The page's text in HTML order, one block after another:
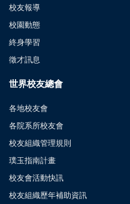
校友報導
校園動態
終身學習
徵才訊息
世界校友總會
各地校友會
各院系所校友會
校友組織管理規則
璞玉指南計畫
校友會活動快訊
校友組織歷年補助資訊